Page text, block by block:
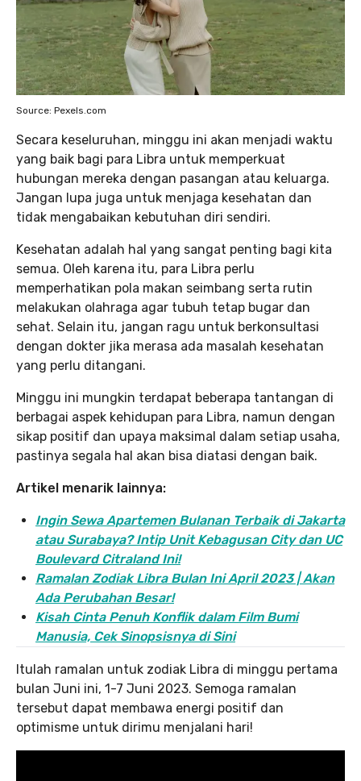
Source: Pexels.com
Secara keseluruhan, minggu ini akan menjadi waktu
yang baik bagi para Libra untuk memperkuat
hubungan mereka dengan pasangan atau keluarga.
Jangan lupa juga untuk menjaga kesehatan dan
tidak mengabaikan kebutuhan diri sendiri.
Kesehatan adalah hal yang sangat penting bagi kita
semua. Oleh karena itu, para Libra perlu
memperhatikan pola makan seimbang serta rutin
melakukan olahraga agar tubuh tetap bugar dan
sehat. Selain itu, jangan ragu untuk berkonsultasi
dengan dokter jika merasa ada masalah kesehatan
yang perlu ditangani.
Minggu ini mungkin terdapat beberapa tantangan di
berbagai aspek kehidupan para Libra, namun dengan
sikap positif dan upaya maksimal dalam setiap usaha,
pastinya segala hal akan bisa diatasi dengan baik.
Artikel menarik lainnya:
Ingin Sewa Apartemen Bulanan Terbaik di Jakarta
atau Surabaya? Intip Unit Kebagusan City dan UC
Boulevard Citraland Ini!
Ramalan Zodiak Libra Bulan Ini April 2023 | Akan
Ada Perubahan Besar!
Kisah Cinta Penuh Konflik dalam Film Bumi
Manusia, Cek Sinopsisnya di Sini
Itulah ramalan untuk zodiak Libra di minggu pertama
bulan Juni ini, 1-7 Juni 2023. Semoga ramalan
tersebut dapat membawa energi positif dan
optimisme untuk dirimu menjalani hari!